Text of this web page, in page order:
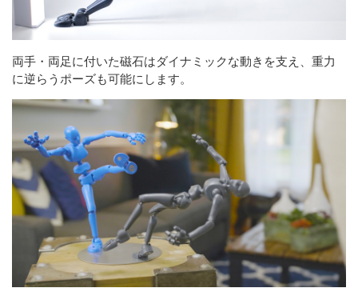
両手・両足に付いた磁石はダイナミックな動きを支え、重力
に逆らうポーズも可能にします。